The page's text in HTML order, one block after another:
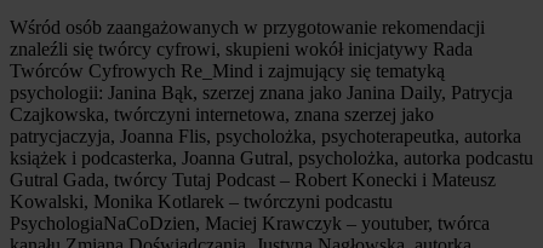
Wśród osób zaangażowanych w przygotowanie rekomendacji
znaleźli się twórcy cyfrowi, skupieni wokół inicjatywy Rada
Twórców Cyfrowych Re_Mind i zajmujący się tematyką
psychologii: Janina Bąk, szerzej znana jako Janina Daily, Patrycja
Czajkowska, twórczyni internetowa, znana szerzej jako
patrycjaczyja, Joanna Flis, psycholożka, psychoterapeutka, autorka
książek i podcasterka, Joanna Gutral, psycholożka, autorka podcastu
Gutral Gada, twórcy Tutaj Podcast – Robert Konecki i Mateusz
Kowalski, Monika Kotlarek – twórczyni podcastu
PsychologiaNaCoDzien, Maciej Krawczyk – youtuber, twórca